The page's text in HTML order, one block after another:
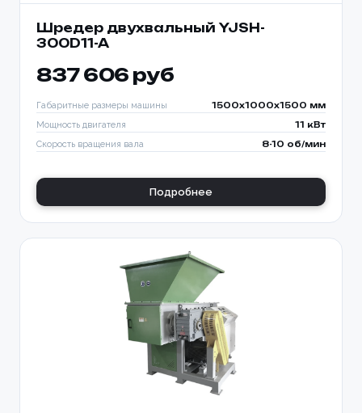
Шредер двухвальный YJSH-
300D11-A
837 606 руб
Габаритные размеры машины 1500x1000x1500 мм
Мощность двигателя 11 кВт
Скорость вращения вала 8-10 об/мин
Подробнее